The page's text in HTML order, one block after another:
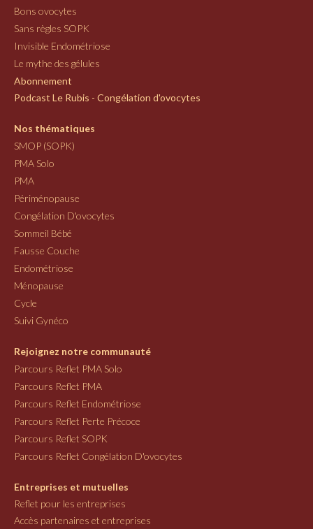
Bons ovocytes
Sans règles SOPK
Invisible Endométriose
Le mythe des gélules
Abonnement
Podcast Le Rubis - Congélation d'ovocytes
Nos thématiques
SMOP (SOPK)
PMA Solo
PMA
Périménopause
Congélation D'ovocytes
Sommeil Bébé
Fausse Couche
Endométriose
Ménopause
Cycle
Suivi Gynéco
Rejoignez notre communauté
Parcours Reflet PMA Solo
Parcours Reflet PMA
Parcours Reflet Endométriose
Parcours Reflet Perte Précoce
Parcours Reflet SOPK
Parcours Reflet Congélation D'ovocytes
Entreprises et mutuelles
Reflet pour les entreprises
Accès partenaires et entreprises